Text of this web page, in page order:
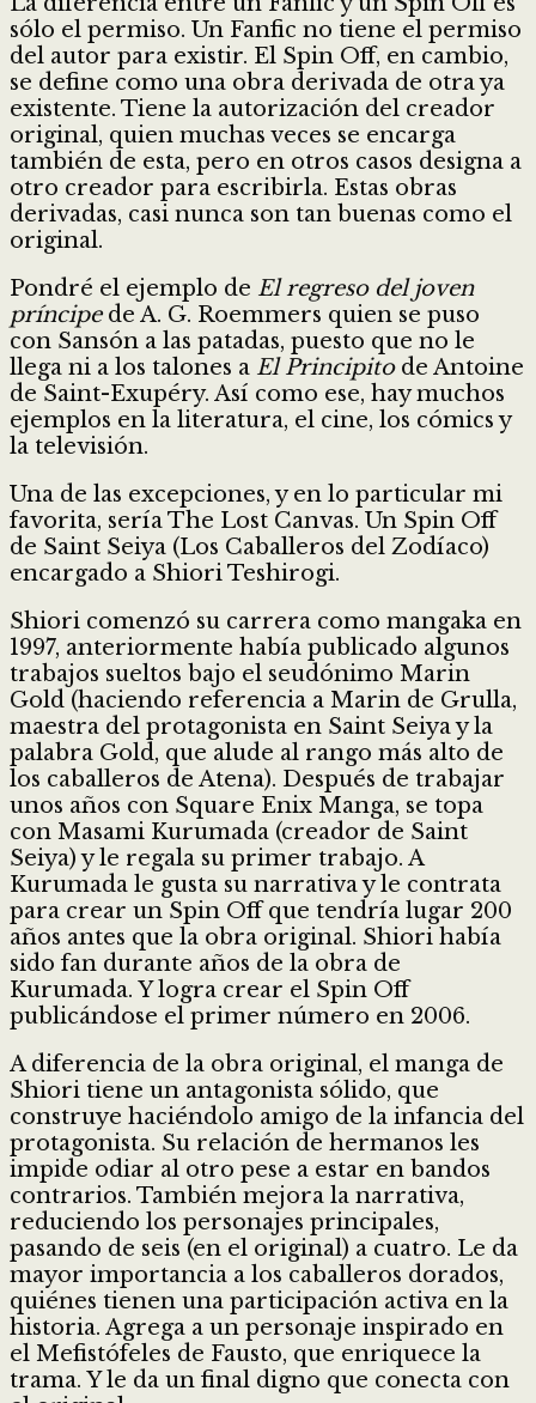
sólo el permiso. Un Fanfic no tiene el permiso
del autor para existir. El Spin Off, en cambio,
se define como una obra derivada de otra ya
existente. Tiene la autorización del creador
original, quien muchas veces se encarga
también de esta, pero en otros casos designa a
otro creador para escribirla. Estas obras
derivadas, casi nunca son tan buenas como el
original.
Pondré el ejemplo de El regreso del joven
príncipede A. G. Roemmers quien se puso
con Sansón a las patadas, puesto que no le
llega ni a los talones a El Principitode Antoine
de Saint-Exupéry. Así como ese, hay muchos
ejemplos en la literatura, el cine, los cómics y
la televisión.
Una de las excepciones, y en lo particular mi
favorita, sería The Lost Canvas. Un Spin Off
de Saint Seiya (Los Caballeros del Zodíaco)
encargado a Shiori Teshirogi.
Shiori comenzó su carrera como mangaka en
1997, anteriormente había publicado algunos
trabajos sueltos bajo el seudónimo Marin
Gold (haciendo referencia a Marin de Grulla,
maestra del protagonista en Saint Seiya y la
palabra Gold, que alude al rango más alto de
los caballeros de Atena). Después de trabajar
unos años con Square Enix Manga, se topa
con Masami Kurumada (creador de Saint
Seiya) y le regala su primer trabajo. A
Kurumada le gusta su narrativa y le contrata
para crear un Spin Off que tendría lugar 200
años antes que la obra original. Shiori había
sido fan durante años de la obra de
Kurumada. Y logra crear el Spin Off
publicándose el primer número en 2006.
A diferencia de la obra original, el manga de
Shiori tiene un antagonista sólido, que
construye haciéndolo amigo de la infancia del
protagonista. Su relación de hermanos les
impide odiar al otro pese a estar en bandos
contrarios. También mejora la narrativa,
reduciendo los personajes principales,
pasando de seis (en el original) a cuatro. Le da
mayor importancia a los caballeros dorados,
quiénes tienen una participación activa en la
historia. Agrega a un personaje inspirado en
el Mefistófeles de Fausto, que enriquece la
trama. Y le da un final digno que conecta con